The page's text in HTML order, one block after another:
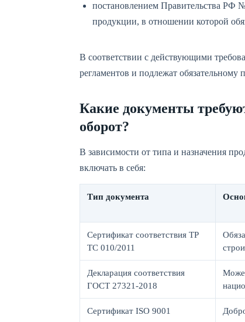
постановлением Правительства РФ
продукции, в отношении которой
В соответствии с действующими
регламентов и подлежат обязательному
Какие документы
оборот?
В зависимости от типа и назначения
включать в себя:
Тип документа
Сертификат соответствия ТР
ТС 010/2011
Декларация соответствия
ГОСТ 27321-2018
Сертификат ISO 9001